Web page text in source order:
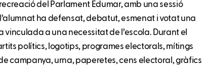
del Parlament Edumar, amb una sessió
ha defensat, debatut, esmenat i votat una
a una necessitat de l’escola. Durant el
polítics, logotips, programes electorals, mítings
campanya, urna, paperetes, cens electoral, gràfics